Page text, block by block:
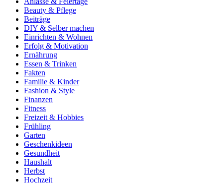
Beauty & Pflege
Beiträge
DIY & Selber machen
Einrichten & Wohnen
Erfolg & Motivation
Ernährung
Essen & Trinken
Fakten
Familie & Kinder
Fashion & Style
Finanzen
Fitness
Freizeit & Hobbies
Frühling
Garten
Geschenkideen
Gesundheit
Haushalt
Herbst
Hochzeit